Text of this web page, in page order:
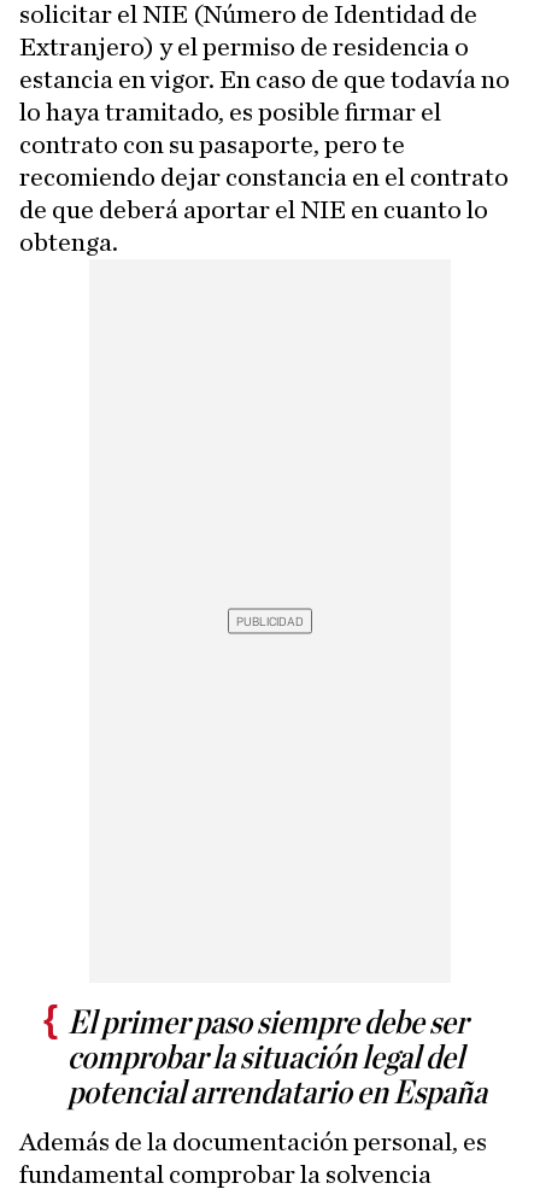
solicitar el NIE (Número de Identidad de
Extranjero) y el permiso de residencia o
estancia en vigor. En caso de que todavía no
lo haya tramitado, es posible firmar el
contrato con su pasaporte, pero te
recomiendo dejar constancia en el contrato
de que deberá aportar el NIE en cuanto lo
obtenga.
El primer paso siempre debe ser
comprobar la situación legal del
potencial arrendatario en España
Además de la documentación personal, es
fundamental comprobar la solvencia